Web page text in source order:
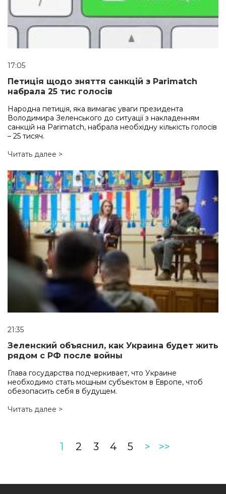
17:05
Петиція щодо зняття санкцій з Parimatch
набрала 25 тис голосів
Народна петиція, яка вимагає уваги президента
Володимира Зеленського до ситуації з накладенням
санкцій на Parimatch, набрала необхідну кількість голосів
– 25 тисяч.
Читать далее >
21:35
Зеленский объяснил, как Украина будет жить
рядом с РФ после войны
Глава государства подчеркивает, что Украине
необходимо стать мощным субъектом в Европе, чтоб
обезопасить себя в будущем.
Читать далее >
1 2 3 4 5 > >>